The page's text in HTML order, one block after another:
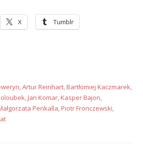
X Tumblr
,Artur Reinhart,Bartłomiej Kaczmarek,
,Jan Komar,Kasper Bajon,
Penkalla,Piotr Fronczewski,